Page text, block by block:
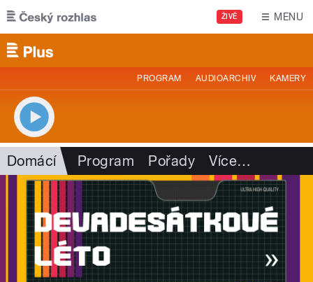
Přejít k hlavnímu obsahu
ŽIVĚ MENU
PROGRAM AUDIOARCHIV KAMERY
Domácí Program Pořady Více…